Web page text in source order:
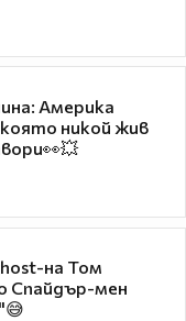
Америка
която никой жив
на Том
Спайдър-мен